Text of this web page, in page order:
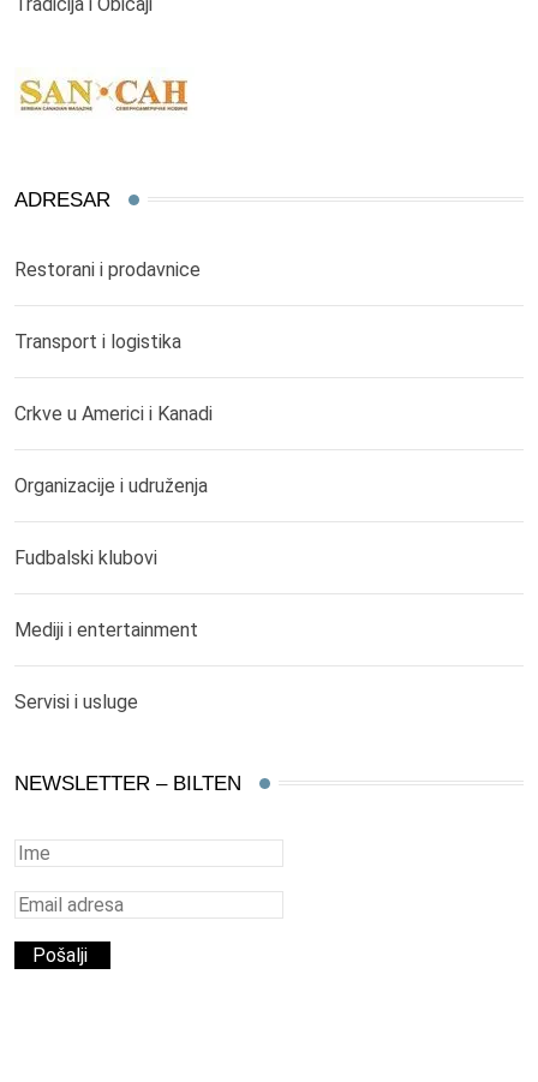
ADRESAR
Restorani i prodavnice
Transport i logistika
Crkve u Americi i Kanadi
Organizacije i udruženja
Fudbalski klubovi
Mediji i entertainment
Servisi i usluge
NEWSLETTER – BILTEN